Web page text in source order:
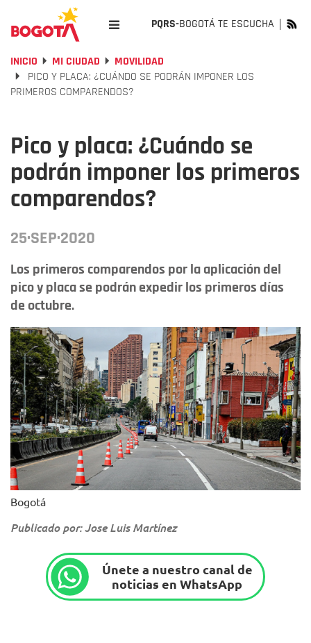
PQRS-BOGOTÁ TE ESCUCHA
INICIO MI CIUDAD
MOVILIDAD
PICO Y PLACA: ¿CUÁNDO SE PODRÁN IMPONER LOS
PRIMEROS COMPARENDOS?
Pico y placa: ¿Cuándo se
podrán imponer los primeros
comparendos?
25·SEP·2020
Los primeros comparendos por la aplicación del
pico y placa se podrán expedir los primeros días
de octubre.
Bogotá
Publicado por: Jose Luis Martínez
Únete a nuestro canal de
noticias en WhatsApp